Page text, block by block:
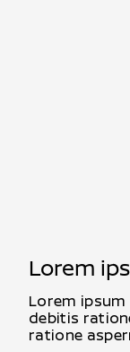
Lorem
Lorem
debitis
ratione